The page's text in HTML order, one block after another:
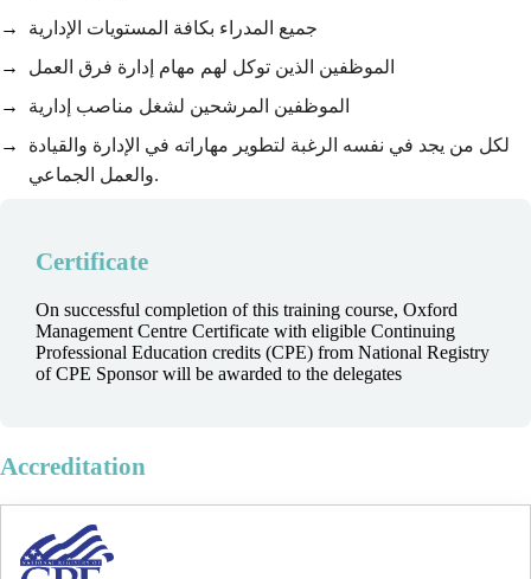
جميع المدراء بكافة المستويات الإدارية
الموظفين الذين توكل لهم مهام إدارة فرق العمل
الموظفين المرشحين لشغل مناصب إدارية
لكل من يجد في نفسه الرغبة لتطوير مهاراته في الإدارة والقيادة
والعمل الجماعي.
Certificate
On successful completion of this training course, Oxford
Management Centre Certificate with eligible Continuing
Professional Education credits (CPE) from National Registry
of CPE Sponsor will be awarded to the delegates
Accreditation